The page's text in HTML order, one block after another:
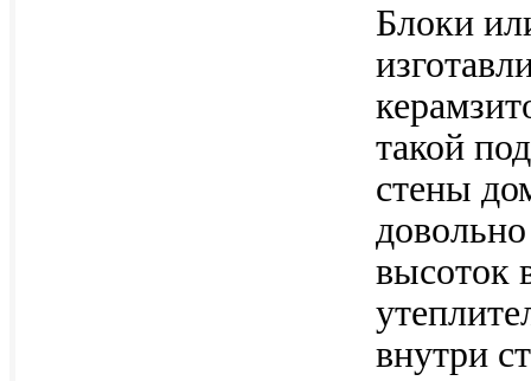
Блоки
такой
стены
высоток
внутри